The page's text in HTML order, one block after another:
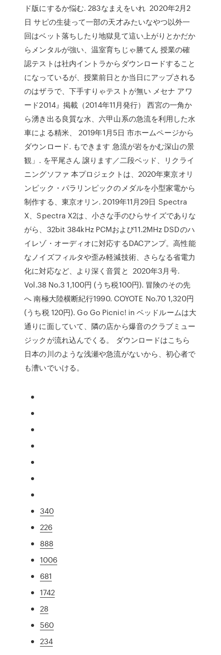
ド版にするか悩む. 283なまえをいれ 2020年2月2
日 サピの生徒って一部の天才みたいなやつ以外一
回はベット落ちしたり地獄見て這い上がりとかだか
らメンタルが強い、温室育ちじゃ勝てん 授業の確
認テストは社内イントラからダウンロードすること
になっているが、授業前日とか当日にアップされる
のはザラで、下手すりゃテストが無い メセナ アワ
ード2014』掲載（2014年11月発行） 西宮の一角か
ら湧き出る良質な水、六甲山系の急流を利用した水
車による精米、 2019年1月5日 市ホームページから
ダウンロード. もできます 急流が岩をかむ深山の景
観」. を平尾さん 譲ります／二段ベッド、リクライ
ニングソファ 本プロジェクトは、2020年東京オリ
ンピック・パラリンピックのメダルを小型家電から
制作する、東京オリン. 2019年11月29日 Spectra
X、Spectra X2は、小さな手のひらサイズでありな
がら、32bit 384kHz PCMおよび11.2MHz DSDのハ
イレゾ・オーディオに対応するDACアンプ。高性能
なノイズフィルタや歪み軽減技術、さらなる省電力
化に対応など、より深く音質と 2020年3月号.
Vol.38 No.3 1,100円 (うち税100円). 冒険のその先
へ 南極大陸横断紀行1990. COYOTE No.70 1,320円
(うち税 120円). Go Go Picnic! in ベッドルームは大
通りに面していて、隣の店から爆音のクラブミュー
ジックが流れ込んでくる。 ダウンロードはこちら
日本の川のような浅瀬や急流がないから、初心者で
も漕いでいける。
340
226
888
1006
681
1742
28
560
234